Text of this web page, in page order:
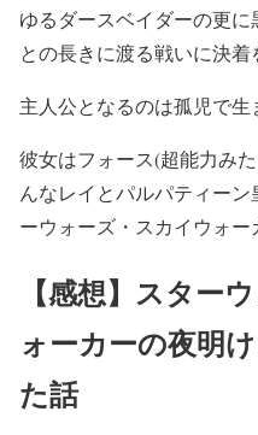
ゆるダースベイダーの更
との長きに渡る戦いに決着
主人公となるのは孤児で生
彼女はフォース(超能力み
んなレイとパルパティー
ーウォーズ・スカイウォー
【感想】スター
ォーカーの夜明
た話